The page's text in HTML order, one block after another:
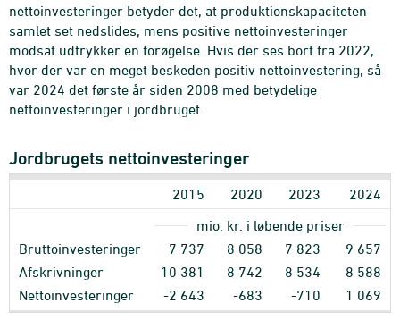
nettoinvesteringer betyder det, at produktionskapaciteten
samlet set nedslides, mens positive nettoinvesteringer
modsat udtrykker en forøgelse. Hvis der ses bort fra 2022,
hvor der var en meget beskeden positiv nettoinvestering, så
var 2024 det første år siden 2008 med betydelige
nettoinvesteringer i jordbruget.
Jordbrugets nettoinvesteringer
2015 2020 2023
2024
mio. kr. i løbende priser
Bruttoinvesteringer
7 737 8 058 7 823 9 657
Afskrivninger
10 381 8 742 8 534 8 588
Nettoinvesteringer
-2 643 -683 -710 1 069